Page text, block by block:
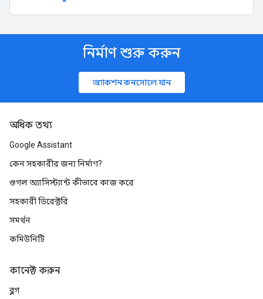
নির্মাণ শুরু করুন
অ্যাকশন কনসোলে যান
অধিক তথ্য
Google Assistant
কেন সহকারীর জন্য নির্মাণ?
গুগল অ্যাসিস্ট্যান্ট কীভাবে কাজ করে
সহকারী ডিরেক্টরি
সমর্থন
কমিউনিটি
কানেক্ট করুন
ব্লগ